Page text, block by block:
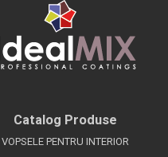
Catalog Produse
VOPSELE PENTRU INTERIOR